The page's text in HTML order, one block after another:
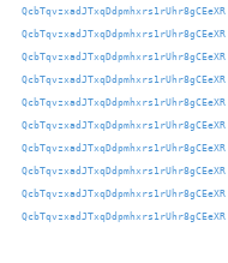
QcbTqvzxadJTxqDdpmhxrs1rUhr8gCEeXR
QcbTqvzxadJTxqDdpmhxrs1rUhr8gCEeXR
QcbTqvzxadJTxqDdpmhxrs1rUhr8gCEeXR
QcbTqvzxadJTxqDdpmhxrs1rUhr8gCEeXR
QcbTqvzxadJTxqDdpmhxrs1rUhr8gCEeXR
QcbTqvzxadJTxqDdpmhxrs1rUhr8gCEeXR
QcbTqvzxadJTxqDdpmhxrs1rUhr8gCEeXR
QcbTqvzxadJTxqDdpmhxrs1rUhr8gCEeXR
QcbTqvzxadJTxqDdpmhxrs1rUhr8gCEeXR
QcbTqvzxadJTxqDdpmhxrs1rUhr8gCEeXR